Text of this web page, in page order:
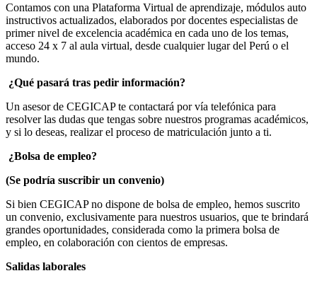
Contamos con una Plataforma Virtual de aprendizaje, módulos auto
instructivos actualizados, elaborados por docentes especialistas de
primer nivel de excelencia académica en cada uno de los temas,
acceso 24 x 7 al aula virtual, desde cualquier lugar del Perú o el
mundo.
¿Qué pasará tras pedir información?
Un asesor de CEGICAP te contactará por vía telefónica para
resolver las dudas que tengas sobre nuestros programas académicos,
y si lo deseas, realizar el proceso de matriculación junto a ti.
¿Bolsa de empleo?
(Se podría suscribir un convenio)
Si bien CEGICAP no dispone de bolsa de empleo, hemos suscrito
un convenio, exclusivamente para nuestros usuarios, que te brindará
grandes oportunidades, considerada como la primera bolsa de
empleo, en colaboración con cientos de empresas.
Salidas laborales